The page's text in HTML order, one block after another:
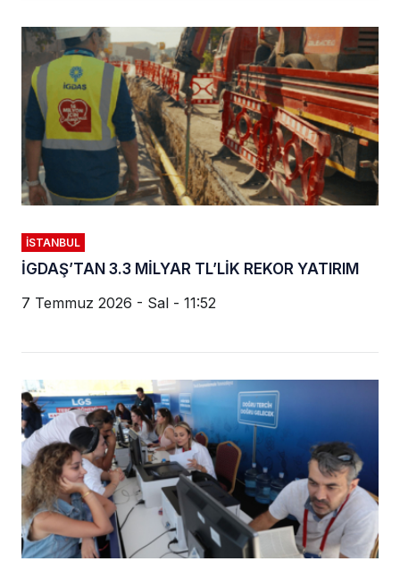
İSTANBUL
İGDAŞ’TAN 3.3 MİLYAR TL’LİK REKOR YATIRIM
7 Temmuz 2026 - Sal - 11:52